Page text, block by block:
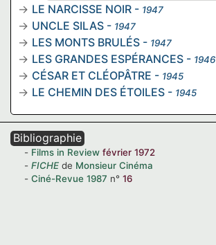
LE NARCISSE NOIR - 1947
UNCLE SILAS - 1947
LES MONTS BRULÉS - 1947
LES GRANDES ESPÉRANCES - 1946
CÉSAR ET CLÉOPÂTRE - 1945
LE CHEMIN DES ÉTOILES - 1945
Bibliographie
Films in Review février 1972
FICHE de Monsieur Cinéma
Ciné-Revue 1987 n° 16